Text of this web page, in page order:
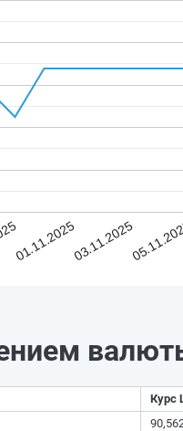
01.11.202503.11.2025
Курс